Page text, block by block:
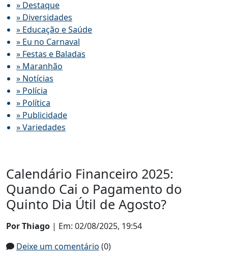
» Destaque
» Diversidades
» Educação e Saúde
» Eu no Carnaval
» Festas e Baladas
» Maranhão
» Notícias
» Polícia
» Política
» Publicidade
» Variedades
Calendário Financeiro 2025:
Quando Cai o Pagamento do
Quinto Dia Útil de Agosto?
Por Thiago | Em: 02/08/2025, 19:54
Deixe um comentário (0)